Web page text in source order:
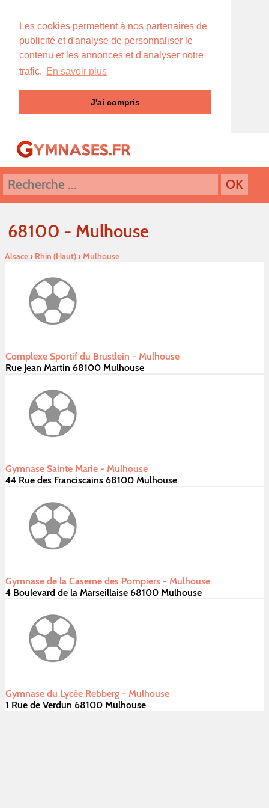
Les cookies permettent à nos partenaires de
publicité et d'analyse de personnaliser le
contenu et les annonces et d'analyser notre
trafic. En savoir plus
J'ai compris
68100 - Mulhouse
Alsace› Rhin (Haut)›Mulhouse
Complexe Sportif du Brustlein - Mulhouse
Rue Jean Martin 68100 Mulhouse
Gymnase Sainte Marie - Mulhouse
44 Rue des Franciscains 68100 Mulhouse
Gymnase de la Caserne des Pompiers - Mulhouse
4 Boulevard de la Marseillaise 68100 Mulhouse
Gymnase du Lycée Rebberg - Mulhouse
1 Rue de Verdun 68100 Mulhouse